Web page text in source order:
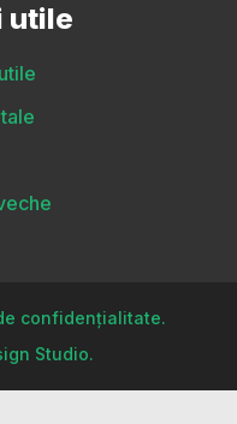
utile
confidențialitate.
Studio.